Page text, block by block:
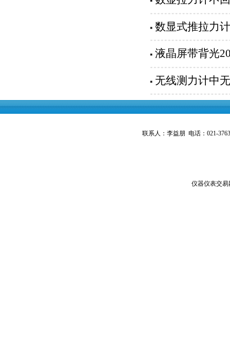
数显式推拉力
液晶屏带背光
无线测力计中
联系人：李益朋 电话：021-
仪器仪表交